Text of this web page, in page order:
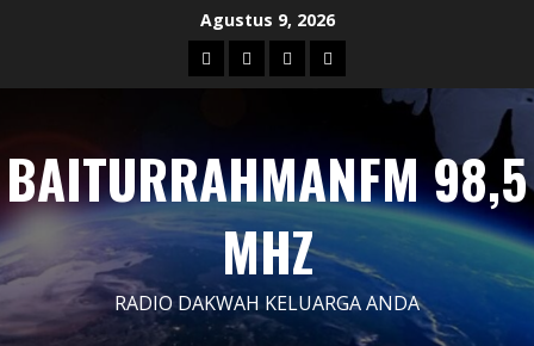
Agustus 9, 2026
Blog Contact
Us
Dengarkan
Siaran
Iklan
BAITURRAHMANFM 98,5
MHZ
RADIO DAKWAH KELUARGA ANDA